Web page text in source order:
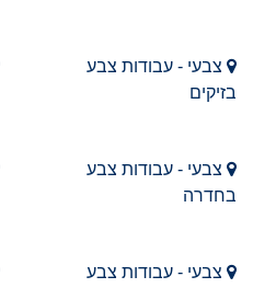
צבעי - עבודות צבע
בזיקים
צבעי - עבודות צבע
בחדרה
צבעי - עבודות צבע